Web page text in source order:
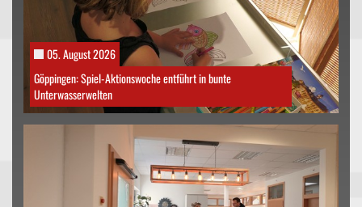
05. August 2026
Göppingen: Spiel-Aktionswoche entführt in bunte
Unterwasserwelten